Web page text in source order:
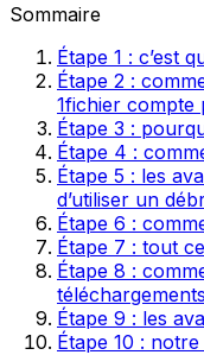
Sommaire
Étape 1 : c’est
Étape 2 :
1fichier compte
Étape 3 :
Étape 4 :
Étape 5 : les
d’utiliser un
Étape 6 :
Étape 7 : tout
Étape 8 :
Étape 9 : les
Étape 10 :